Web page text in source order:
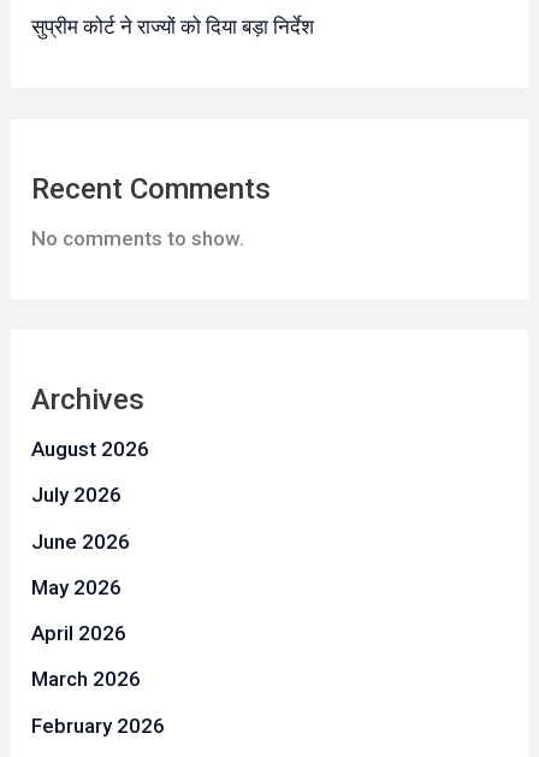
सुप्रीम कोर्ट ने राज्यों को दिया बड़ा निर्देश
Recent Comments
No comments to show.
Archives
August 2026
July 2026
June 2026
May 2026
April 2026
March 2026
February 2026